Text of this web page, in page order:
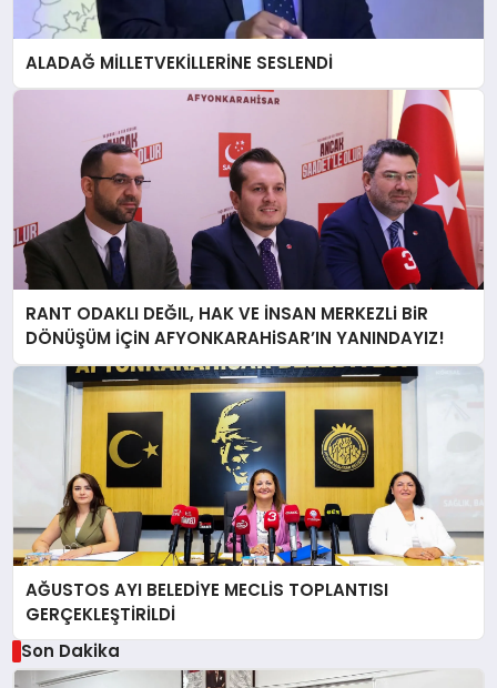
ALADAĞ MİLLETVEKİLLERİNE SESLENDİ
RANT ODAKLI DEĞIL, HAK VE İNSAN MERKEZLi BiR
DÖNÜŞÜM İÇiN AFYONKARAHiSAR’IN YANINDAYIZ!
AĞUSTOS AYI BELEDİYE MECLİS TOPLANTISI
GERÇEKLEŞTİRİLDİ
Son Dakika